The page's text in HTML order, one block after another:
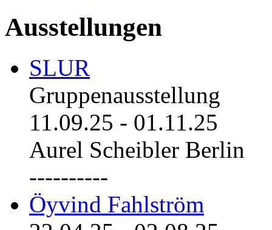
Ausstellungen
SLUR
Gruppenausstellung
11.09.25 - 01.11.25
Aurel Scheibler Berlin
----------
Öyvind Fahlström